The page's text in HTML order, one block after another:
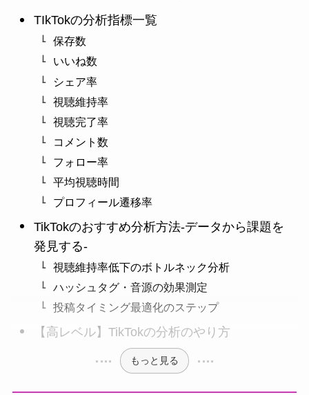
TIkTokの分析指標一覧
保存数
いいね数
シェア率
視聴維持率
視聴完了率
コメント数
フォロー率
平均視聴時間
プロフィール遷移率
TikTokのおすすめ分析方法-データから課題を
発見する-
視聴維持率低下のボトルネック分析
ハッシュタグ・音源の効果測定
投稿タイミング最適化のステップ
【高レベル】TikTokの分析のやり方
もっと見る